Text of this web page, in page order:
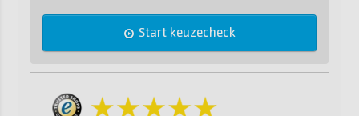
Start keuzecheck